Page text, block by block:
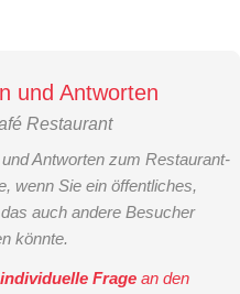
und Antworten
Restaurant
Antworten zum Restaurant-
wenn Sie ein öffentliches,
auch andere Besucher
könnte.
individuelle Frage an den